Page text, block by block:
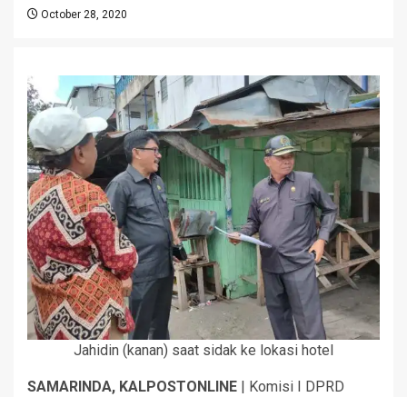
October 28, 2020
Jahidin (kanan) saat sidak ke lokasi hotel
SAMARINDA, KALPOSTONLINE | Komisi I DPRD